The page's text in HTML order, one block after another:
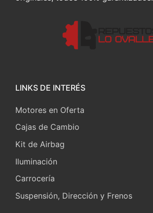
LINKS DE INTERÉS
Motores en Oferta
Cajas de Cambio
Kit de Airbag
Iluminación
Carrocería
Suspensión, Dirección y Frenos